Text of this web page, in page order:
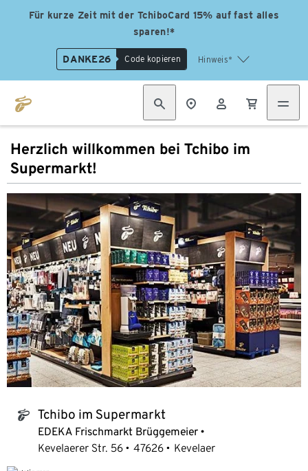
Für kurze Zeit mit der TchiboCard 15% auf fast alles
sparen!*
DANKE26 Code kopieren Hinweis*
Herzlich willkommen bei Tchibo im
Supermarkt!
tchibo_logo Tchibo im Supermarkt
EDEKA Frischmarkt Brüggemeier
Kevelaerer Str. 56
47626 Kevelaer